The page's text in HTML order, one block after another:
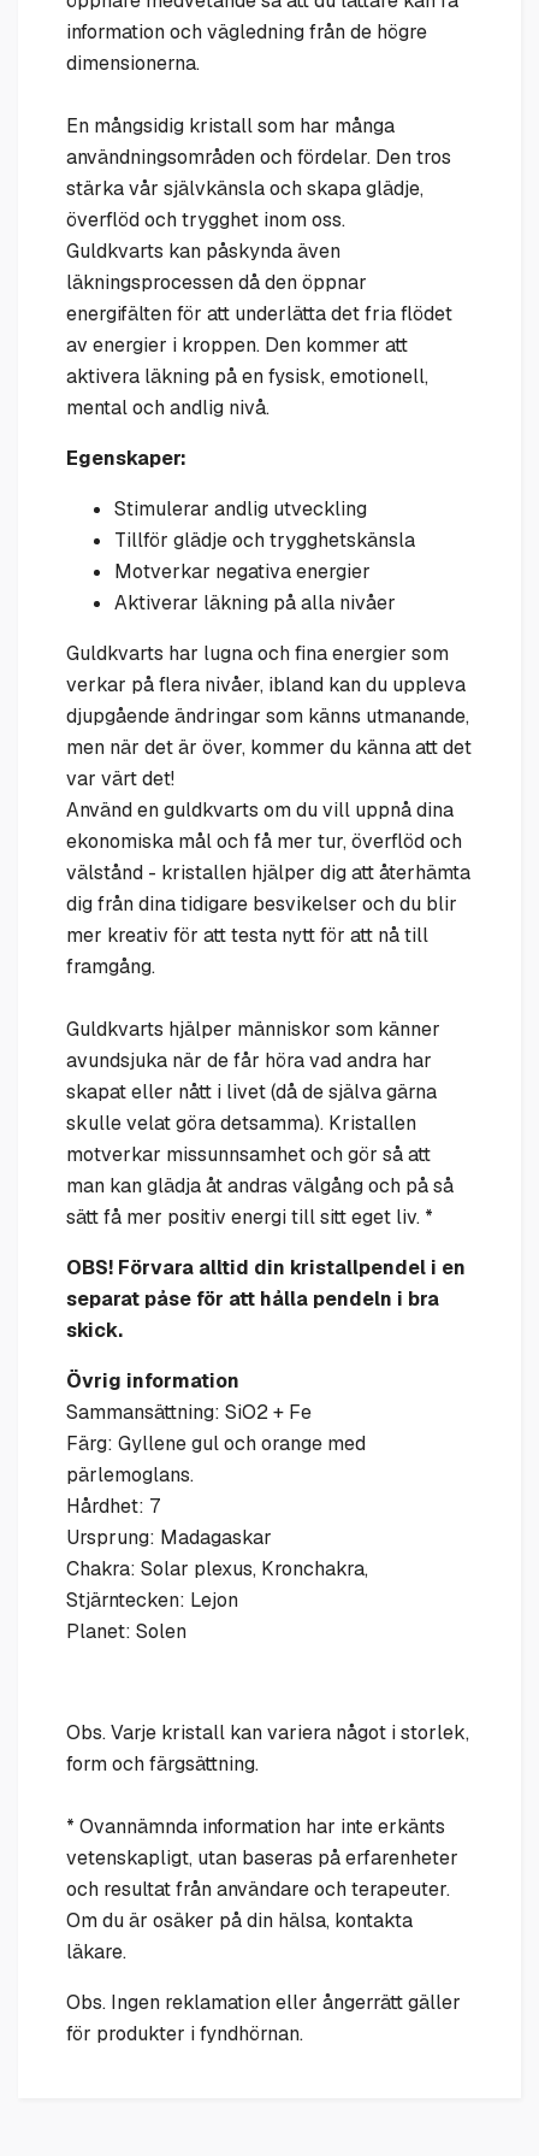
information och vägledning från de högre
dimensionerna.
En mångsidig kristall som har många
användningsområden och fördelar. Den tros
stärka vår självkänsla och skapa glädje,
överflöd och trygghet inom oss.
Guldkvarts kan påskynda även
läkningsprocessen då den öppnar
energifälten för att underlätta det fria flödet
av energier i kroppen. Den kommer att
aktivera läkning på en fysisk, emotionell,
mental och andlig nivå.
Egenskaper:
Stimulerar andlig utveckling
Tillför glädje och trygghetskänsla
Motverkar negativa energier
Aktiverar läkning på alla nivåer
Guldkvarts har lugna och fina energier som
verkar på flera nivåer, ibland kan du uppleva
djupgående ändringar som känns utmanande,
men när det är över, kommer du känna att det
var värt det!
Använd en guldkvarts om du vill uppnå dina
ekonomiska mål och få mer tur, överflöd och
välstånd - kristallen hjälper dig att återhämta
dig från dina tidigare besvikelser och du blir
mer kreativ för att testa nytt för att nå till
framgång.
Guldkvarts hjälper människor som känner
avundsjuka när de får höra vad andra har
skapat eller nått i livet (då de själva gärna
skulle velat göra detsamma). Kristallen
motverkar missunnsamhet och gör så att
man kan glädja åt andras välgång och på så
sätt få mer positiv energi till sitt eget liv. *
OBS! Förvara alltid din kristallpendel i en
separat påse för att hålla pendeln i bra
skick.
Övrig information
Sammansättning: SiO2 + Fe
Färg: Gyllene gul och orange med
pärlemoglans.
Hårdhet: 7
Ursprung: Madagaskar
Chakra: Solar plexus, Kronchakra,
Stjärntecken: Lejon
Planet: Solen
Obs. Varje kristall kan variera något i storlek,
form och färgsättning.
* Ovannämnda information har inte erkänts
vetenskapligt, utan baseras på erfarenheter
och resultat från användare och terapeuter.
Om du är osäker på din hälsa, kontakta
läkare.
Obs. Ingen reklamation eller ångerrätt gäller
för produkter i fyndhörnan.